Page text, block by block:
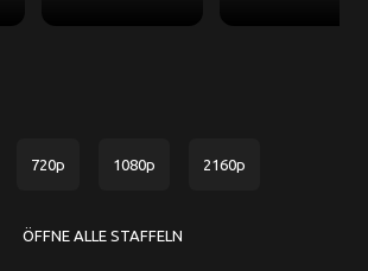
720p 1080p 2160p
ÖFFNE ALLE STAFFELN